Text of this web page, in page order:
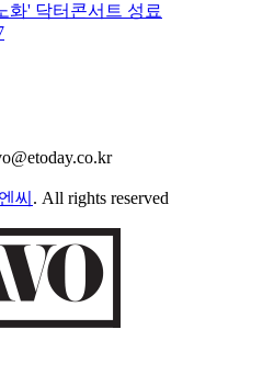
화' 닥터콘서트 성료
씨 . All rights reserved